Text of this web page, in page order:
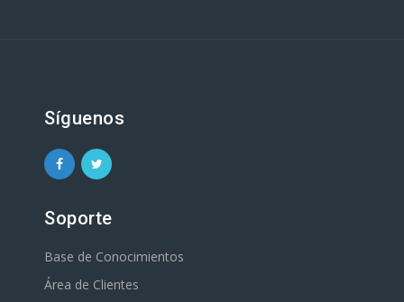
Síguenos
Soporte
Base de Conocimientos
Área de Clientes